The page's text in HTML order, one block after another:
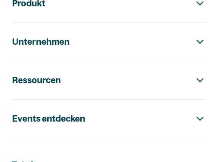
Produkt
Unternehmen
Ressourcen
Events entdecken